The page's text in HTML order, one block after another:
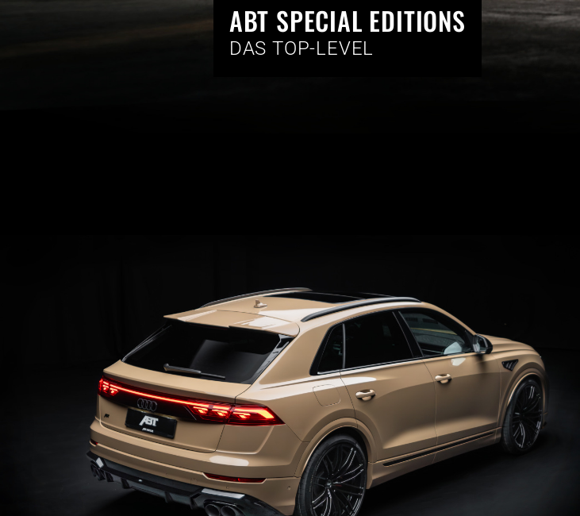
ABT SPECIAL EDITIONS
DAS TOP-LEVEL